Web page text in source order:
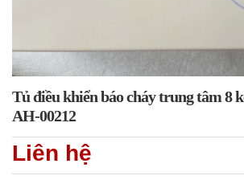
Tủ điều khiển báo cháy trung tâm 8
AH-00212
Liên hệ